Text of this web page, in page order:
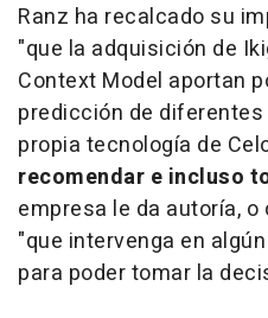
Ranz ha recalcado su
"que la adquisición de
Context Model aportan
predicción de
propia tecnología de
recomendar e incluso
empresa le da autoría,
"que intervenga en
para poder tomar la